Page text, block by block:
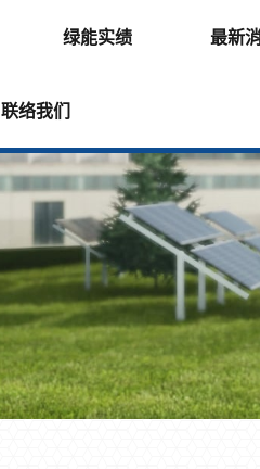
绿能实绩 最新
联络我们